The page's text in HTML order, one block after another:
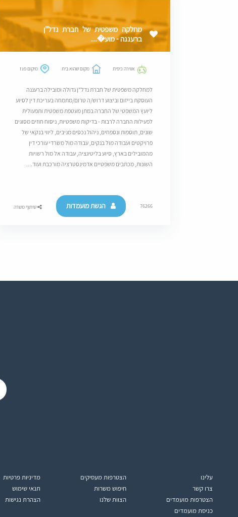
מחלקה משפטית של חברת נדל"ן
ברעננה - מוע�...
אווירה כיפית מקום שהוא בית מיקום פגז
למחלקה משפטית של חברת נדל"ן גדולה ומובילה ברעננה
העוסקת בייזום וביצוע דרוש/ה טרום/מתמחה בעריכת דין לסיוע
ליועץ המשפטי של החברה במתן מעטפת משפטית ותפעולית
לפעילות החברה לרבות - בדיקות משפטיות, ניסוח חוזים מסוגים
שונים, תוספות ונספחים, ניהול נכסים מניבים, ליווי בנקאי של
פרויקטים ועבודה מול בנקים, עבודה מול משרדי עורכי דין
מהמובילים בארץ, סיוע בליטיגציה, עבודה אל מול רשויות
השונות, מכתבים משפטיים אדמינסטרציה מורכבת ועוד....
76266 הגשת מועמדות שיתוף משרה
עלינו
צרו קשר
הצטרפות מועמדים
כניסת מועמדים
הצטרפות מעסיקים
חיפוש משרות
הצוות שלנו
מדיניות פרטיות
תנאי שימוש
הצהרת נגישות